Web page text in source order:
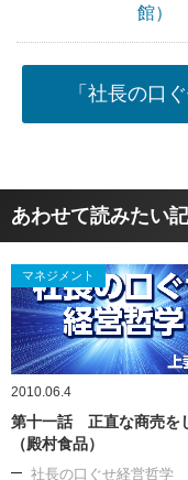
館）
「社長の口
あわせて読みたい
マネジメント
2010.06.4
第十一話 正直な商売を
（殿村食品）
社長の口ぐせ経営哲学